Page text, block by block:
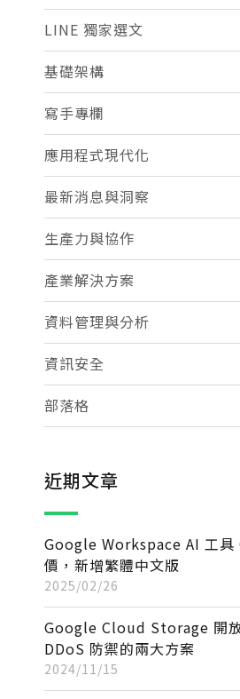
LINE 獨家選文
基礎架構
寫手專欄
應用程式現代化
最新消息與洞察
生產力與協作
產業解決方案
資料管理與分析
資訊安全
部落格
近期文章
Google Workspace AI 工
價，新增繁體中文版
2025/02/26
Google Cloud Storage 開
DDoS 防禦的兩大方案
2024/11/15